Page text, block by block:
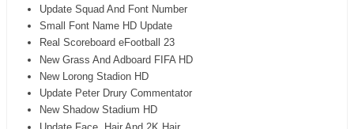
Update Squad And Font Number
Small Font Name HD Update
Real Scoreboard eFootball 23
New Grass And Adboard FIFA HD
New Lorong Stadion HD
Update Peter Drury Commentator
New Shadow Stadium HD